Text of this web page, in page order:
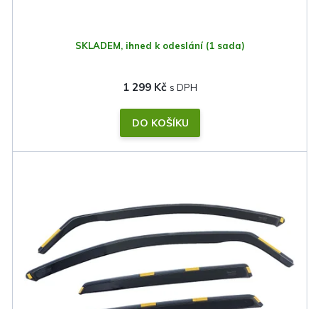
SKLADEM, ihned k odeslání (1 sada)
1 299 Kč
DO KOŠÍKU